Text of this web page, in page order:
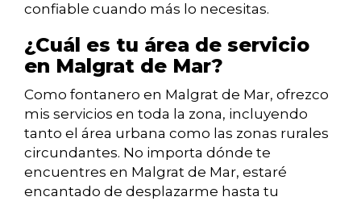
confiable cuando más lo necesitas.
¿Cuál es tu área de servicio
en Malgrat de Mar?
Como fontanero en Malgrat de Mar, ofrezco
mis servicios en toda la zona, incluyendo
tanto el área urbana como las zonas rurales
circundantes. No importa dónde te
encuentres en Malgrat de Mar, estaré
encantado de desplazarme hasta tu